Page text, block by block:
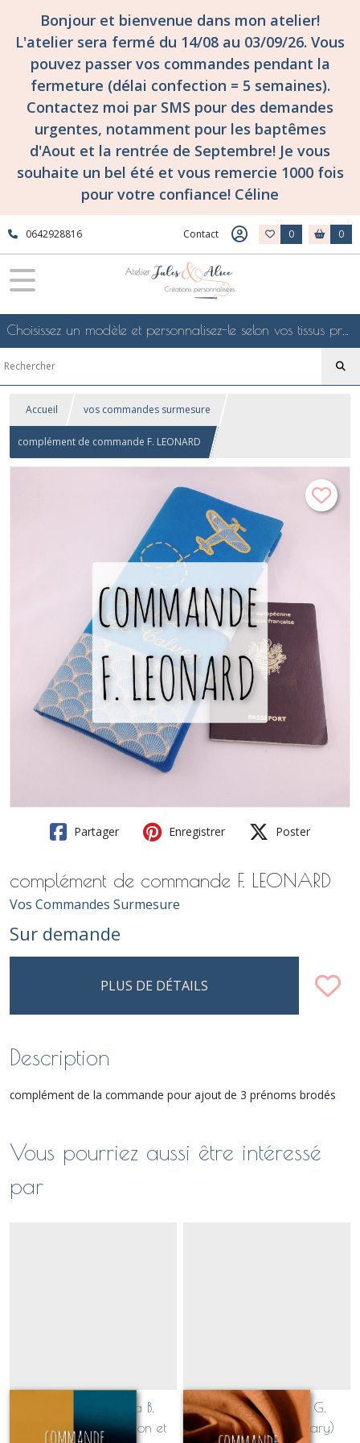
Bonjour et bienvenue dans mon atelier!
L'atelier sera fermé du 14/08 au 03/09/26. Vous
pouvez passer vos commandes pendant la
fermeture (délai confection = 5 semaines).
Contactez moi par SMS pour des demandes
urgentes, notamment pour les baptêmes
d'Aout et la rentrée de Septembre! Je vous
souhaite un bel été et vous remercie 1000 fois
pour votre confiance! Céline
0642928816 Contact 0 0
Choisissez un modèle et personnalisez-le selon vos tissus préférés de mes collections en ligne, je le confectionnerai selon vos souhaits
Accueil vos commandes surmesure
complément de commande F. LEONARD
Partager Enregistrer Poster
complément de commande F. LEONARD
Vos Commandes Surmesure
Sur demande
PLUS DE DÉTAILS
Description
complément de la commande pour ajout de 3 prénoms brodés
Vous pourriez aussi être intéressé
par
Commande Laetitia B.
Ensemble sac polochon et
commande Anne G.
(polochon toile military)